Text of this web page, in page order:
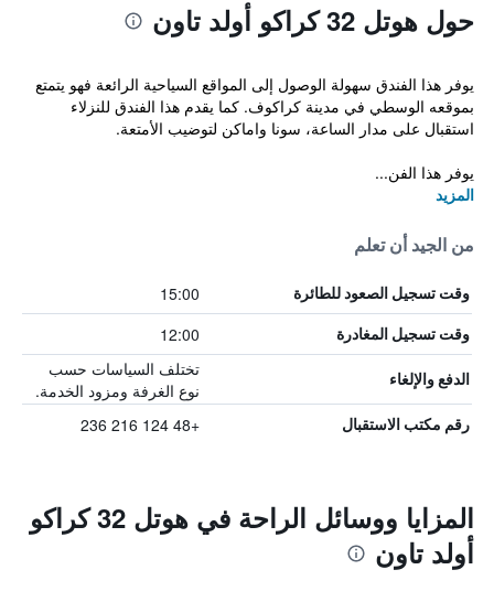
حول هوتل 32 كراكو أولد تاون
يوفر هذا الفندق سهولة الوصول إلى المواقع السياحية الرائعة فهو يتمتع
بموقعه الوسطي في مدينة كراكوف. كما يقدم هذا الفندق للنزلاء
استقبال على مدار الساعة، سونا واماكن لتوضيب الأمتعة.
يوفر هذا الفن...
المزيد
من الجيد أن تعلم
وقت تسجيل الصعود للطائرة 15:00
وقت تسجيل المغادرة 12:00
الدفع والإلغاء
تختلف السياسات حسب
نوع الغرفة ومزود الخدمة.
رقم مكتب الاستقبال +48 124 216 236
المزايا ووسائل الراحة في هوتل 32 كراكو
أولد تاون